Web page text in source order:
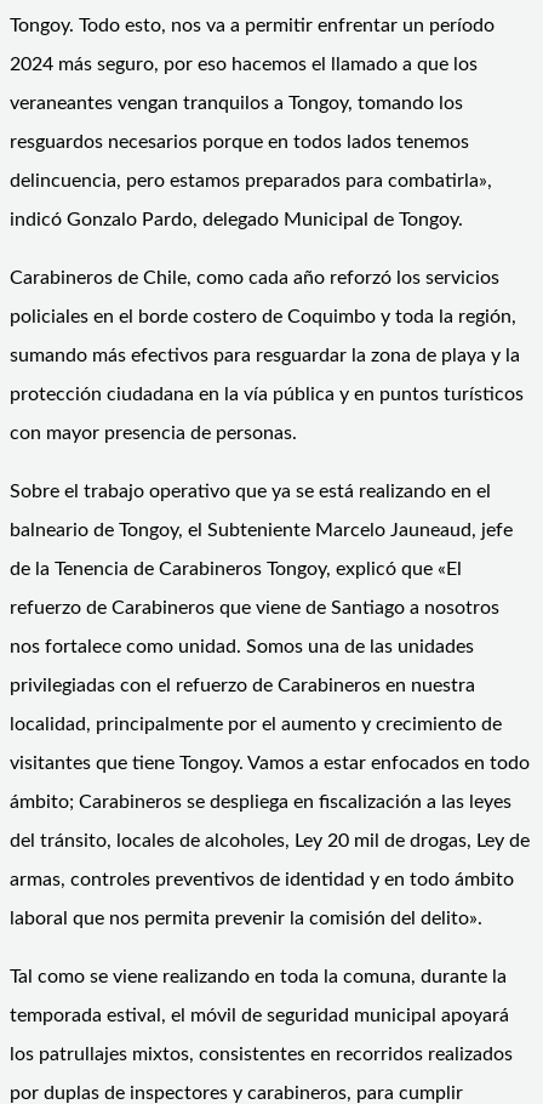
Tongoy. Todo esto, nos va a permitir enfrentar un período
2024 más seguro, por eso hacemos el llamado a que los
veraneantes vengan tranquilos a Tongoy, tomando los
resguardos necesarios porque en todos lados tenemos
delincuencia, pero estamos preparados para combatirla»,
indicó Gonzalo Pardo, delegado Municipal de Tongoy.
Carabineros de Chile, como cada año reforzó los servicios
policiales en el borde costero de Coquimbo y toda la región,
sumando más efectivos para resguardar la zona de playa y la
protección ciudadana en la vía pública y en puntos turísticos
con mayor presencia de personas.
Sobre el trabajo operativo que ya se está realizando en el
balneario de Tongoy, el Subteniente Marcelo Jauneaud, jefe
de la Tenencia de Carabineros Tongoy, explicó que «El
refuerzo de Carabineros que viene de Santiago a nosotros
nos fortalece como unidad. Somos una de las unidades
privilegiadas con el refuerzo de Carabineros en nuestra
localidad, principalmente por el aumento y crecimiento de
visitantes que tiene Tongoy. Vamos a estar enfocados en todo
ámbito; Carabineros se despliega en fiscalización a las leyes
del tránsito, locales de alcoholes, Ley 20 mil de drogas, Ley de
armas, controles preventivos de identidad y en todo ámbito
laboral que nos permita prevenir la comisión del delito».
Tal como se viene realizando en toda la comuna, durante la
temporada estival, el móvil de seguridad municipal apoyará
los patrullajes mixtos, consistentes en recorridos realizados
por duplas de inspectores y carabineros, para cumplir